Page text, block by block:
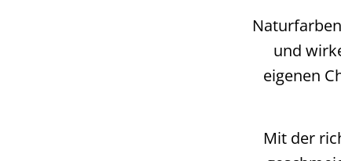
und
eigenen
Mit der